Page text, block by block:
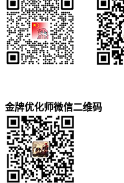
金牌优化师微信二维码